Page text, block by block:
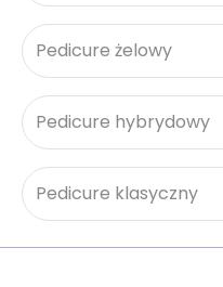
Pedicure żelowy
Pedicure hybrydowy
Pedicure klasyczny